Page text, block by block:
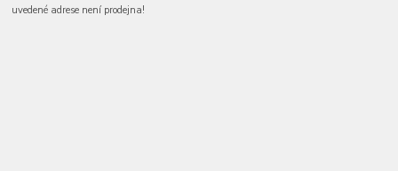
uvedené adrese není prodejna!